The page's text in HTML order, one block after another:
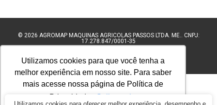
Utilizamos cookies para que você tenha a
melhor experiência em nosso site. Para saber
mais acesse nossa página de Política de
Privacidade.
Saiba mais
© 2026 AGROMAP MAQUINAS AGRÍCOLAS PASSOS LTDA. ME.. CNPJ:
17.278.847/0001-35